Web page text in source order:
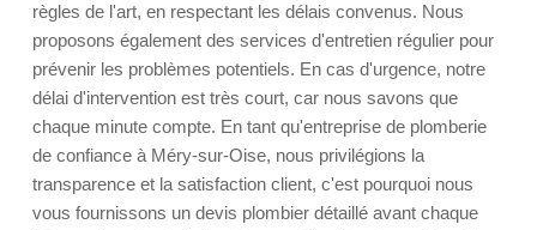
règles de l'art, en respectant les délais convenus. Nous
proposons également des services d'entretien régulier pour
prévenir les problèmes potentiels. En cas d'urgence, notre
délai d'intervention est très court, car nous savons que
chaque minute compte. En tant qu'entreprise de plomberie
de confiance à Méry-sur-Oise, nous privilégions la
transparence et la satisfaction client, c'est pourquoi nous
vous fournissons un devis plombier détaillé avant chaque